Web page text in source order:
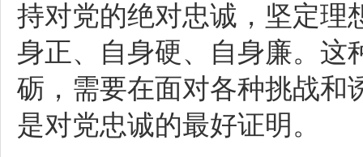
持对党的绝对忠诚，坚定理
身正、自身硬、自身廉。这
砺，需要在面对各种挑战和
是对党忠诚的最好证明。